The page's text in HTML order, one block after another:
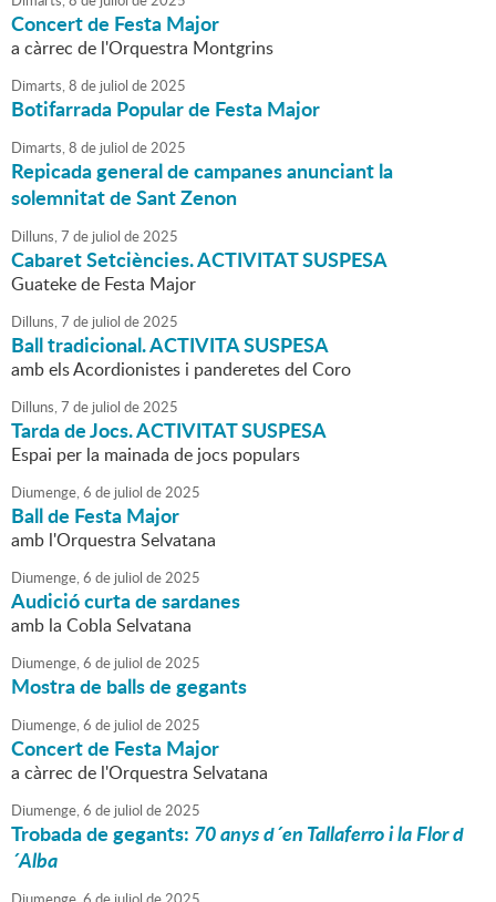
Concert de Festa Major
a càrrec de l'Orquestra Montgrins
Dimarts,8 de juliol de2025
Botifarrada Popular de Festa Major
Dimarts,8 de juliol de2025
Repicada general de campanes anunciant la
solemnitat de Sant Zenon
Dilluns,7 de juliol de2025
Cabaret Setciències. ACTIVITAT SUSPESA
Guateke de Festa Major
Dilluns,7 de juliol de2025
Ball tradicional. ACTIVITA SUSPESA
amb els Acordionistes i panderetes del Coro
Dilluns,7 de juliol de2025
Tarda de Jocs. ACTIVITAT SUSPESA
Espai per la mainada de jocs populars
Diumenge,6 de juliol de2025
Ball de Festa Major
amb l'Orquestra Selvatana
Diumenge,6 de juliol de2025
Audició curta de sardanes
amb la Cobla Selvatana
Diumenge,6 de juliol de2025
Mostra de balls de gegants
Diumenge,6 de juliol de2025
Concert de Festa Major
a càrrec de l'Orquestra Selvatana
Diumenge,6 de juliol de2025
Trobada de gegants: 70 anys d´en Tallaferro i la Flor d
´Alba